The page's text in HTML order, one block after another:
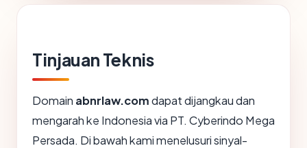
Tinjauan Teknis
Domain abnrlaw.comdapat dijangkau dan
mengarah ke Indonesia via PT. Cyberindo Mega
Persada. Di bawah kami menelusuri sinyal-